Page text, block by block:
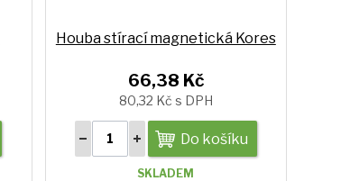
Houba stírací magnetická Kores
66,38 Kč
80,32 Kč s DPH
Do košíku
SKLADEM